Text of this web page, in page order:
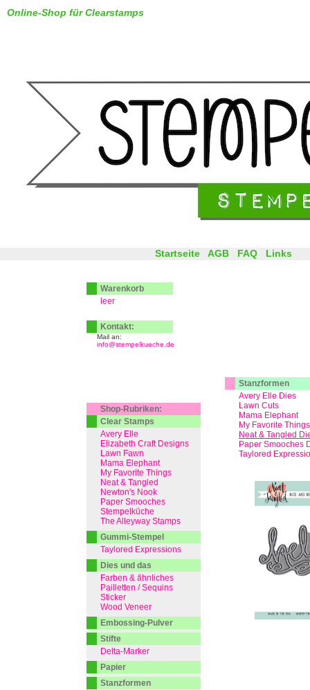
Online-Shop für Clearstamps
Stanzformen
Avery Elle Dies
Lawn Cuts
Mama Elephant
My Favorite Things
Neat & Tangled
Paper Smooches
Taylored
Startseite AGB FAQ Links
Warenkorb
leer
Kontakt:
Mail an:
info@stempelkueche.de
Shop-Rubriken:
Clear Stamps
Avery Elle
Elizabeth Craft Designs
Lawn Fawn
Mama Elephant
My Favorite Things
Neat & Tangled
Newton's Nook
Paper Smooches
Stempelküche
The Alleyway Stamps
Gummi-Stempel
Taylored Expressions
Dies und das
Farben & ähnliches
Pailletten / Sequins
Sticker
Wood Veneer
Embossing-Pulver
Stifte
Delta-Marker
Papier
Stanzformen